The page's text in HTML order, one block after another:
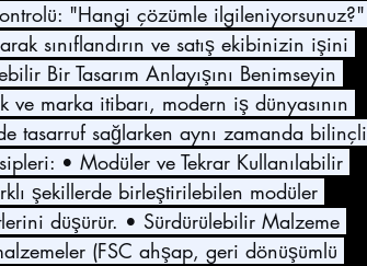
"Hangi çözümle ilgileniyorsunuz?"
sınıflandırın ve satış ekibinizin işini
Bir Tasarım Anlayışını Benimseyin
marka itibarı, modern iş dünyasının
tasarruf sağlarken aynı zamanda bilinçli
• Modüler ve Tekrar Kullanılabilir
şekillerde birleştirilebilen modüler
düşürür. • Sürdürülebilir Malzeme
(FSC ahşap, geri dönüşümlü